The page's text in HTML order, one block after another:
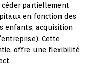
céder partiellement
en fonction des
enfants, acquisition
Cette
offre une flexibilité